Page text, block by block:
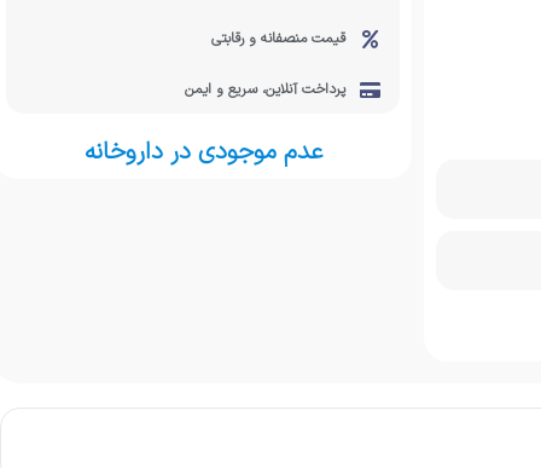
قیمت منصفانه و رقابتی
پرداخت آنلاین، سریع و ایمن
عدم موجودی در داروخانه